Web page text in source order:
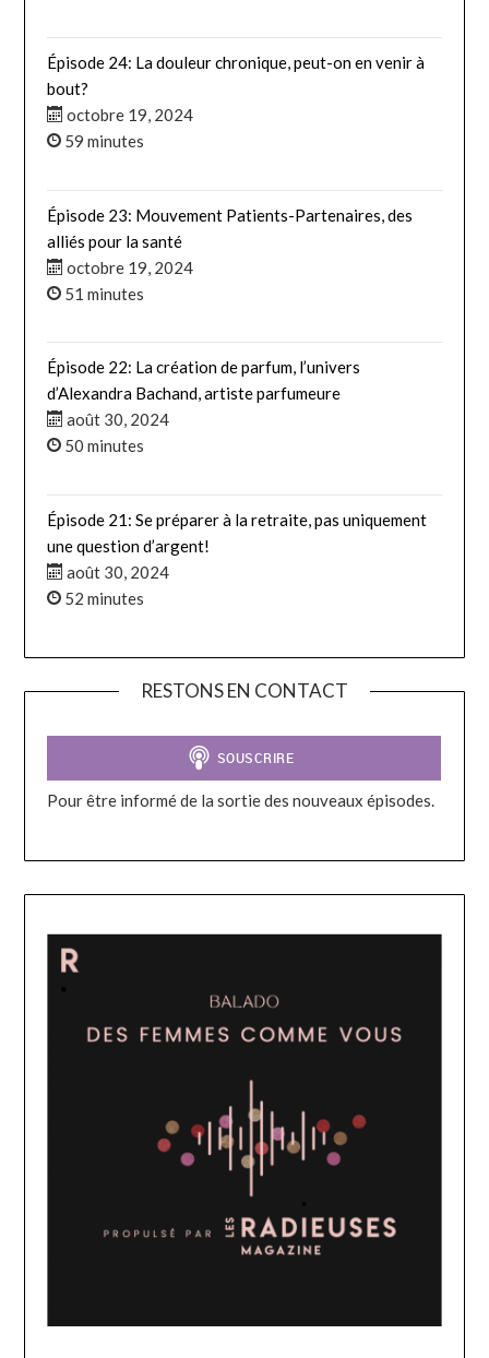
Épisode 24: La douleur chronique, peut-on en venir à
bout?
octobre 19, 2024
59 minutes
Épisode 23: Mouvement Patients-Partenaires, des
alliés pour la santé
octobre 19, 2024
51 minutes
Épisode 22: La création de parfum, l’univers
d’Alexandra Bachand, artiste parfumeure
août 30, 2024
50 minutes
Épisode 21: Se préparer à la retraite, pas uniquement
une question d’argent!
août 30, 2024
52 minutes
RESTONS EN CONTACT
Pour être informé de la sortie des nouveaux épisodes.